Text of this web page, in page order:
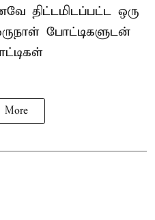
திட்டமிடப்பட்ட ஒரு
போட்டிகளுடன்
More